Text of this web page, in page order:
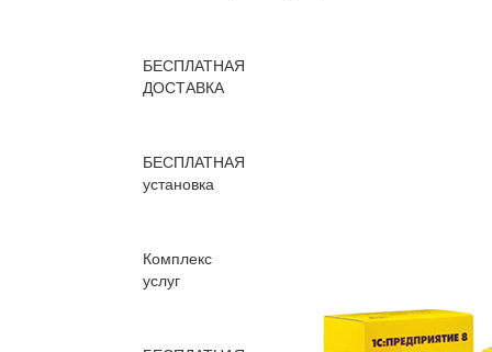
БЕСПЛАТНАЯ
ДОСТАВКА
БЕСПЛАТНАЯ
установка
Комплекс
услуг